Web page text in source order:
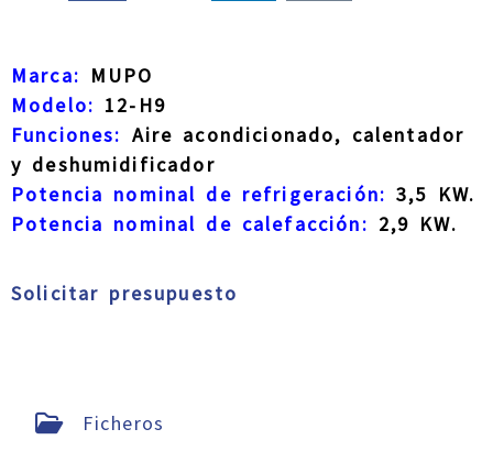
Marca: MUPO
Modelo: 12-H9
Funciones: Aire acondicionado, calentador
y deshumidificador
Potencia nominal de refrigeración: 3,5 KW.
Potencia nominal de calefacción: 2,9 KW.
Solicitar presupuesto
Ficheros